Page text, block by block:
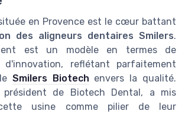
en Provence est le cœur battant
des aligneurs dentaires Smilers.
est un modèle en termes de
reflétant parfaitement
Smilers Biotech envers la qualité.
président de Biotech Dental, a mis
usine comme pilier de leur